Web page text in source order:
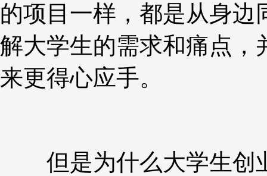
的项目一样，都是从身
解大学生的需求和痛点，
来更得心应手。
但是为什么大学生创